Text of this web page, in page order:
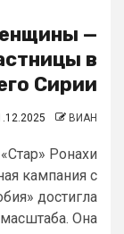
—
в
Сирии
ВИАН
Ронахи
кампания с
достигла
Она